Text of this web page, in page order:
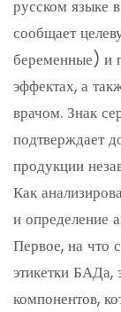
русском языке
сообщает
беременные) и
эффектах, а
врачом. Знак
подтверждает
продукции
Как
и определение
Первое, на что
этикетки БАДа,
компонентов,